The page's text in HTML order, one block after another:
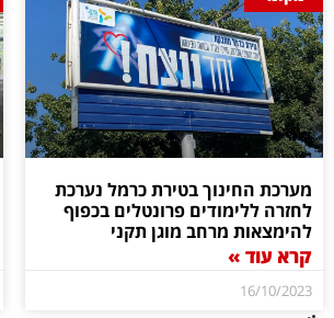
מערכת החינוך בטירת כרמל נערכת
לחזרה ללימודים פרונטלים בכפוף
להימצאות מרחב מוגן תקני
קרא עוד »
16/10/2023